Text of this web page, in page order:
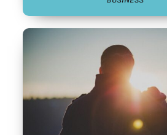
Mental Health, and
Wellness